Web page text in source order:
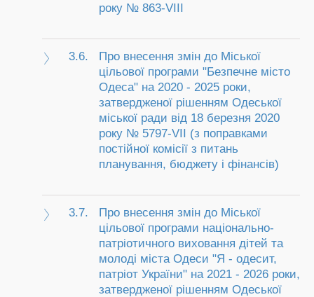
року № 863-VIII
3.6.
Про внесення змін до Міської
цільової програми "Безпечне місто
Одеса" на 2020 - 2025 роки,
затвердженої рішенням Одеської
міської ради від 18 березня 2020
року № 5797-VII (з поправками
постійної комісії з питань
планування, бюджету і фінансів)
3.7.
Про внесення змін до Міської
цільової програми національно-
патріотичного виховання дітей та
молоді міста Одеси "Я - одесит,
патріот України" на 2021 - 2026 роки,
затвердженої рішенням Одеської